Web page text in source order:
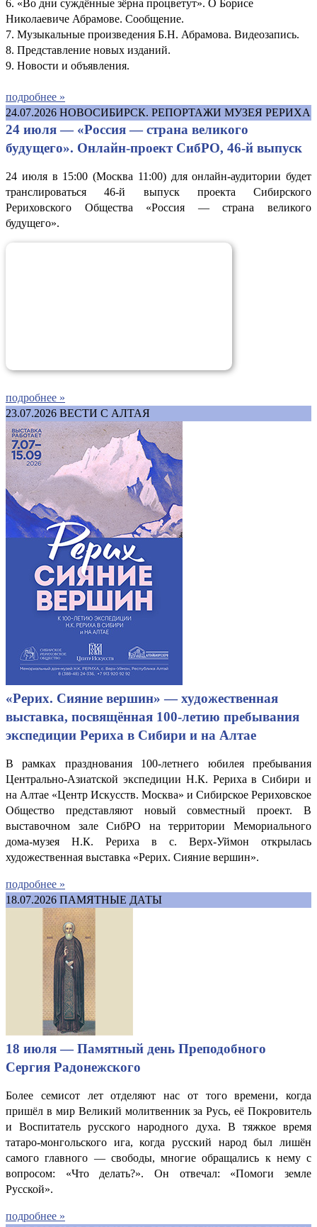
6. «Во дни суждённые зёрна процветут». О Борисе
Николаевиче Абрамове. Сообщение.
7. Музыкальные произведения Б.Н. Абрамова. Видеозапись.
8. Представление новых изданий.
9. Новости и объявления.
подробнее »
24.07.2026 НОВОСИБИРСК. РЕПОРТАЖИ МУЗЕЯ РЕРИХА
24 июля — «Россия — страна великого
будущего». Онлайн-проект СибРО, 46-й выпуск
24 июля в 15:00 (Москва 11:00) для онлайн-аудитории будет
транслироваться 46-й выпуск проекта Сибирского
Рериховского Общества «Россия — страна великого
будущего».
подробнее »
23.07.2026 ВЕСТИ С АЛТАЯ
«Рерих. Сияние вершин» — художественная
выставка, посвящённая 100-летию пребывания
экспедиции Рериха в Сибири и на Алтае
В рамках празднования 100-летнего юбилея пребывания
Центрально-Азиатской экспедиции Н.К. Рериха в Сибири и
на Алтае «Центр Искусств. Москва» и Сибирское Рериховское
Общество представляют новый совместный проект. В
выставочном зале СибРО на территории Мемориального
дома-музея Н.К. Рериха в с. Верх-Уймон открылась
художественная выставка «Рерих. Сияние вершин».
подробнее »
18.07.2026 ПАМЯТНЫЕ ДАТЫ
18 июля — Памятный день Преподобного
Сергия Радонежского
Более семисот лет отделяют нас от того времени, когда
пришёл в мир Великий молитвенник за Русь, её Покровитель
и Воспитатель русского народного духа. В тяжкое время
татаро-монгольского ига, когда русский народ был лишён
самого главного — свободы, многие обращались к нему с
вопросом: «Что делать?». Он отвечал: «Помоги земле
Русской».
подробнее »